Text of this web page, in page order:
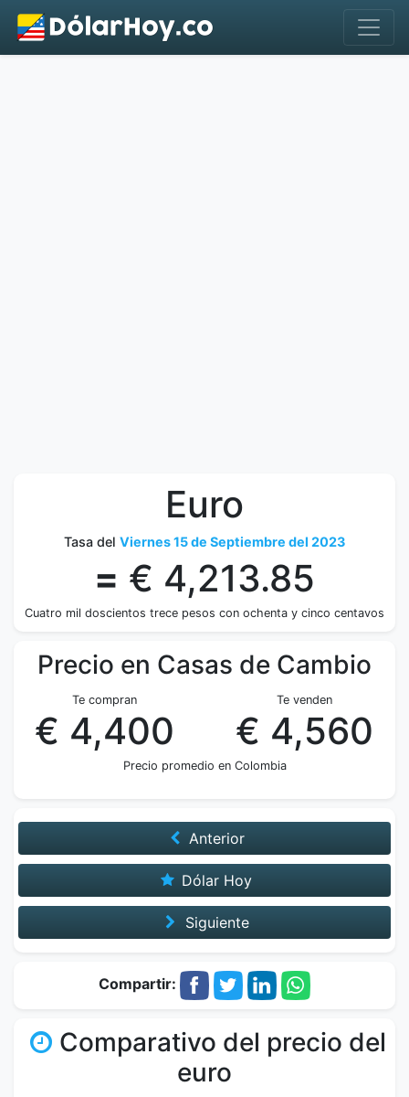
Euro
Tasa del Viernes 15 de Septiembre del 2023
= € 4,213.85
Cuatro mil doscientos trece pesos con ochenta y cinco centavos
Precio en Casas de Cambio
Te compran
€ 4,400
Te venden
€ 4,560
Precio promedio en Colombia
Anterior
Dólar Hoy
Siguiente
Compartir:
Comparativo del precio del
euro